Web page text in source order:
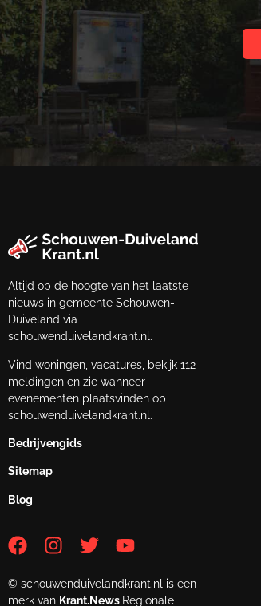
Altijd op de hoogte van het laatste
nieuws in gemeente Schouwen-
Duiveland via
schouwenduivelandkrant.nl.
Vind woningen, vacatures, bekijk 112
meldingen en zie wanneer
evenementen plaatsvinden op
schouwenduivelandkrant.nl.
Bedrijvengids
Sitemap
Blog
© schouwenduivelandkrant.nl is een
merk van Krant.News Regionale